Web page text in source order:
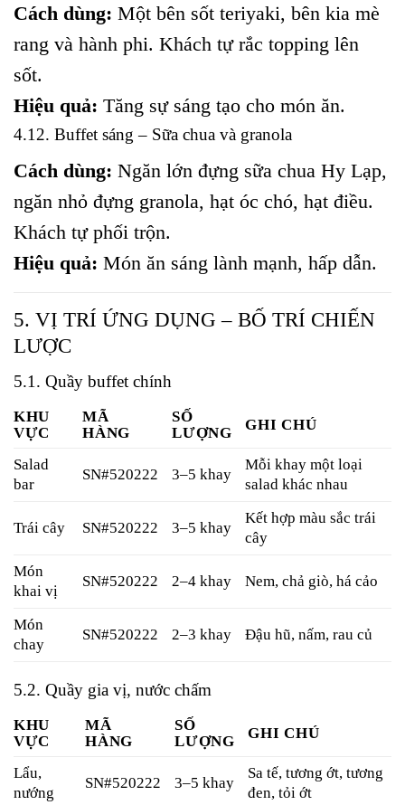
Cách dùng: Một bên sốt teriyaki, bên kia mè
rang và hành phi. Khách tự rắc topping lên
sốt.
Hiệu quả: Tăng sự sáng tạo cho món ăn.
4.12. Buffet sáng – Sữa chua và granola
Cách dùng: Ngăn lớn đựng sữa chua Hy Lạp,
ngăn nhỏ đựng granola, hạt óc chó, hạt điều.
Khách tự phối trộn.
Hiệu quả: Món ăn sáng lành mạnh, hấp dẫn.
5. VỊ TRÍ ỨNG DỤNG – BỐ TRÍ CHIẾN
LƯỢC
5.1. Quầy buffet chính
KHU
VỰC
MÃ
HÀNG
SỐ
LƯỢNG
GHI CHÚ
Salad
bar
SN#520222 3–5 khay
Mỗi khay một loại
salad khác nhau
Trái cây SN#520222 3–5 khay
Kết hợp màu sắc trái
cây
Món
khai vị
SN#520222 2–4 khay Nem, chả giò, há cảo
Món
chay
SN#520222 2–3 khay Đậu hũ, nấm, rau củ
5.2. Quầy gia vị, nước chấm
KHU
VỰC
MÃ
HÀNG
SỐ
LƯỢNG
GHI CHÚ
Lẩu,
nướng
SN#520222 3–5 khay
Sa tế, tương ớt, tương
đen, tỏi ớt